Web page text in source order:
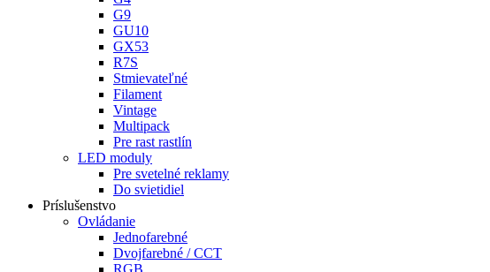
G9
GU10
GX53
R7S
Stmievateľné
Filament
Vintage
Multipack
Pre rast rastlín
LED moduly
Pre svetelné reklamy
Do svietidiel
Príslušenstvo
Ovládanie
Jednofarebné
Dvojfarebné / CCT
RGB